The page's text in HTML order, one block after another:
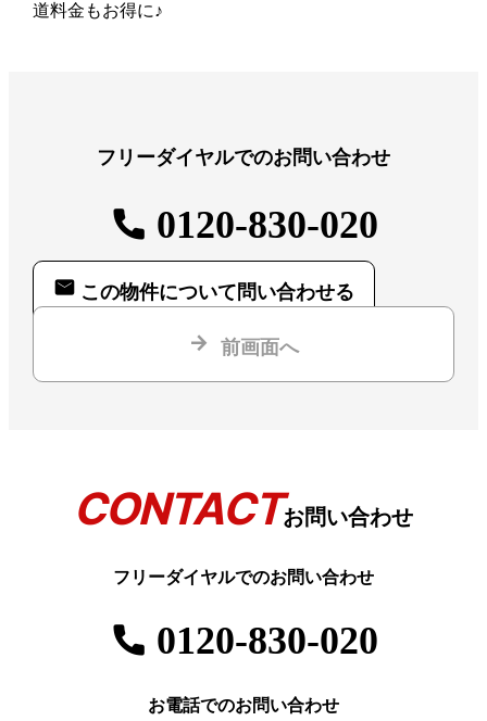
道料金もお得に♪
フリーダイヤルでのお問い合わせ
0120-830-020
この物件について問い合わせる
前画面へ
CONTACTお問い合わせ
フリーダイヤルでのお問い合わせ
0120-830-020
お電話でのお問い合わせ